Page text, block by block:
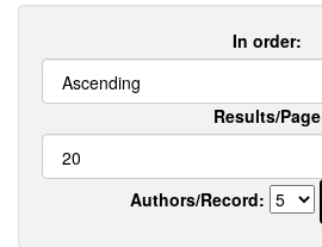
In order:
Results/Page
Authors/Record: